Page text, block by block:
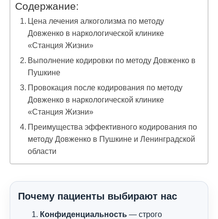
Содержание:
Цена лечения алкоголизма по методу
Довженко в наркологической клинике
«Станция Жизни»
Выполнение кодировки по методу Довженко в
Пушкине
Провокация после кодирования по методу
Довженко в наркологической клинике
«Станция Жизни»
Преимущества эффективного кодирования по
методу Довженко в Пушкине и Ленинградской
области
Почему пациенты выбирают нас
Конфиденциальность — строго